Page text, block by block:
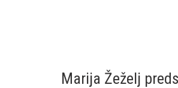
Marija Žeželj